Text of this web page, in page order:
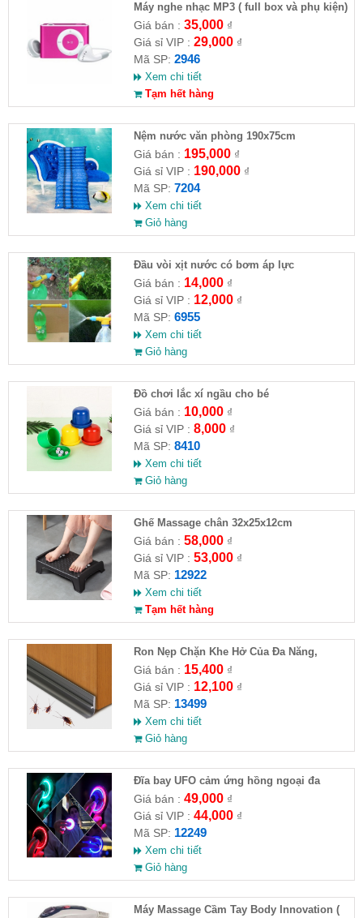
Máy nghe nhạc MP3 ( full box và phụ kiện)
Giá bán : 35,000₫
Giá sỉ VIP : 29,000₫
Mã SP: 2946
Xem chi tiết
Tạm hết hàng
Nệm nước văn phòng 190x75cm
Giá bán : 195,000₫
Giá sỉ VIP : 190,000₫
Mã SP: 7204
Xem chi tiết
Giỏ hàng
Đầu vòi xịt nước có bơm áp lực
Giá bán : 14,000₫
Giá sỉ VIP : 12,000₫
Mã SP: 6955
Xem chi tiết
Giỏ hàng
Đồ chơi lắc xí ngầu cho bé
Giá bán : 10,000₫
Giá sỉ VIP : 8,000₫
Mã SP: 8410
Xem chi tiết
Giỏ hàng
Ghế Massage chân 32x25x12cm
Giá bán : 58,000₫
Giá sỉ VIP : 53,000₫
Mã SP: 12922
Xem chi tiết
Tạm hết hàng
Ron Nẹp Chặn Khe Hở Của Đa Năng,
Chống Côn Trùng( HĐ )
Giá bán : 15,400₫
Giá sỉ VIP : 12,100₫
Mã SP: 13499
Xem chi tiết
Giỏ hàng
Đĩa bay UFO cảm ứng hồng ngoại đa
chiều tự động bay về
Giá bán : 49,000₫
Giá sỉ VIP : 44,000₫
Mã SP: 12249
Xem chi tiết
Giỏ hàng
Máy Massage Cầm Tay Body Innovation (